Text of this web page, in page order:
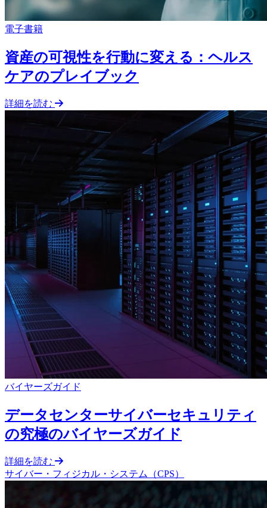
電子書籍
資産の可視性を行動に変える：ヘルス
ケアのプレイブック
詳細を読む
バイヤーズガイド
データセンターサイバーセキュリティ
の究極のバイヤーズガイド
詳細を読む
サイバー・フィジカル・システム（CPS）